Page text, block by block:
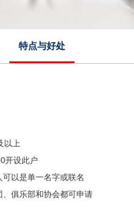
特点与好处
以上
开设此户
可以是单一名字或联名
、俱乐部和协会都可申请